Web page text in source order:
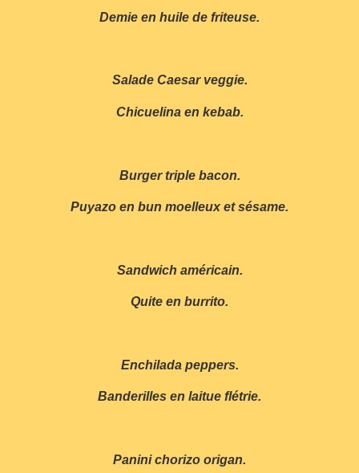
Demie en huile de friteuse.
Salade Caesar veggie.
Chicuelina en kebab.
Burger triple bacon.
Puyazo en bun moelleux et sésame.
Sandwich américain.
Quite en burrito.
Enchilada peppers.
Banderilles en laitue flétrie.
Panini chorizo origan.